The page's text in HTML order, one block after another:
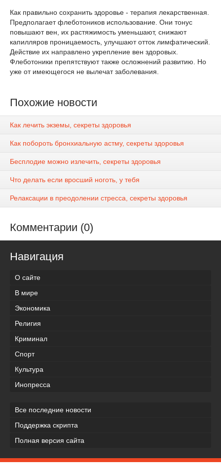
Как правильно сохранить здоровье - терапия лекарственная.
Предполагает флеботоников использование. Они тонус
повышают вен, их растяжимость уменьшают, снижают
капилляров проницаемость, улучшают отток лимфатический.
Действие их направлено укрепление вен здоровых.
Флеботоники препятствуют также осложнений развитию. Но
уже от имеющегося не вылечат заболевания.
Похожие новости
Как лечить экземы, секреты здоровья
Как побороть бронхиальную астму, секреты здоровья
Бесплодие можно излечить, секреты здоровья
Что делать если вросший ноготь, у тебя
Релаксации в преодолении стресса, секреты здоровья
Комментарии (0)
Навигация
О сайте
В мире
Экономика
Религия
Криминал
Спорт
Культура
Инопресса
Все последние новости
Поддержка скрипта
Полная версия сайта